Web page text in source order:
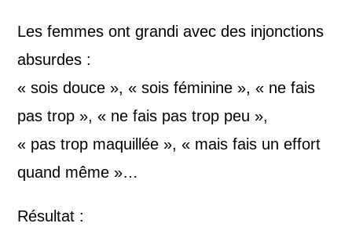
Les femmes ont grandi avec des injonctions
absurdes :
« sois douce », « sois féminine », « ne fais
pas trop », « ne fais pas trop peu »,
« pas trop maquillée », « mais fais un effort
quand même »…
Résultat :